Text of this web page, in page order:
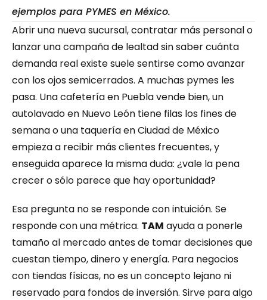
ejemplos para PYMES en México.
Abrir una nueva sucursal, contratar más personal o
lanzar una campaña de lealtad sin saber cuánta
demanda real existe suele sentirse como avanzar
con los ojos semicerrados. A muchas pymes les
pasa. Una cafetería en Puebla vende bien, un
autolavado en Nuevo León tiene filas los fines de
semana o una taquería en Ciudad de México
empieza a recibir más clientes frecuentes, y
enseguida aparece la misma duda: ¿vale la pena
crecer o sólo parece que hay oportunidad?
Esa pregunta no se responde con intuición. Se
responde con una métrica. TAM ayuda a ponerle
tamaño al mercado antes de tomar decisiones que
cuestan tiempo, dinero y energía. Para negocios
con tiendas físicas, no es un concepto lejano ni
reservado para fondos de inversión. Sirve para algo